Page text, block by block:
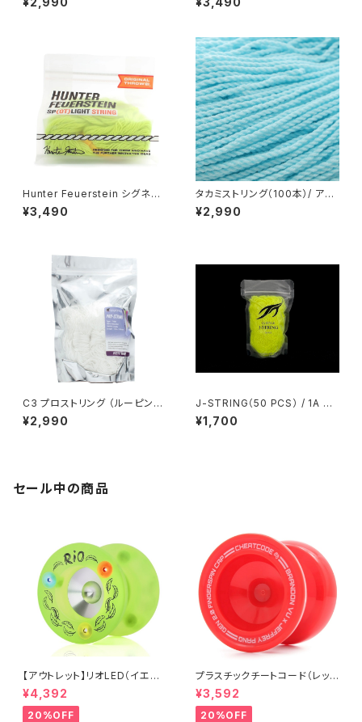
Hunter Feuerstein シグネチ
ャーストリング（イエロー） x 10
0
¥3,490
タカミストリング（100本）/ アイ
スブルー
¥2,990
C3 プロストリング （ルーピン
グ）/ ホワイト x 100
¥2,990
J-STRING（50 PCS） / 1A ST
YLE（Yellow）
¥1,700
セール中の商品
【アウトレット】リオLED（イエロ
ー）
¥4,392
20%OFF
プラスチックチートコード（レッ
ド）
¥3,592
20%OFF